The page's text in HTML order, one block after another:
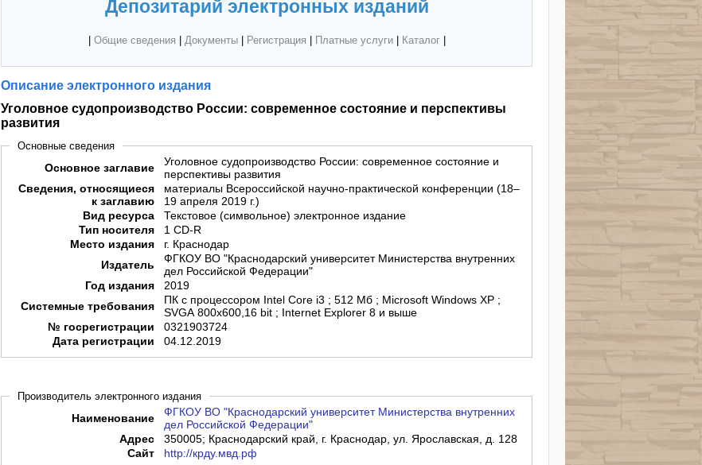
Депозитарий электронных изданий
Общие сведения Документы| Регистрация Платные услуги| Каталог|
Описание электронного издания
Уголовное судопроизводство России: современное состояние и перспективы
развития
Основные сведения
Основное заглавие
Уголовное судопроизводство России: современное состояние и
перспективы развития
Сведения, относящиеся
к заглавию
материалы Всероссийской научно-практической конференции (18–
19 апреля 2019 г.)
Вид ресурса
Текстовое (символьное) электронное издание
Тип носителя
1 CD-R
Место издания
г. Краснодар
Издатель
ФГКОУ ВО "Краснодарский университет Министерства внутренних
дел Российской Федерации"
Год издания
2019
Системные требования
ПК с процессором Intel Core i3 ; 512 Mб ; Microsoft Windows XP ;
SVGA 800x600,16 bit ; Internet Explorer 8 и выше
№ госрегистрации
0321903724
Дата регистрации
04.12.2019
Производитель электронного издания
Наименование
ФГКОУ ВО "Краснодарский университет Министерства внутренних
дел Российской Федерации"
Адрес
350005; Краснодарский край, г. Краснодар, ул. Ярославская, д. 128
Сайт
http://крду.мвд.рф